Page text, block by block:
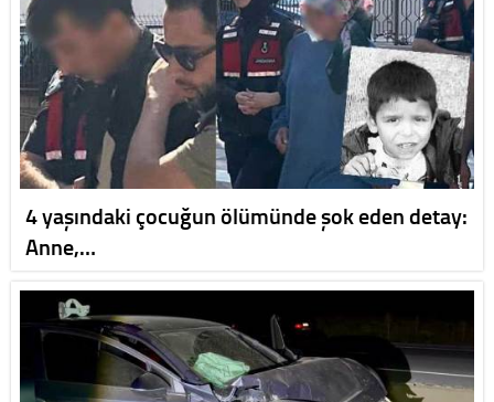
4 yaşındaki çocuğun ölümünde şok eden detay:
Anne,…